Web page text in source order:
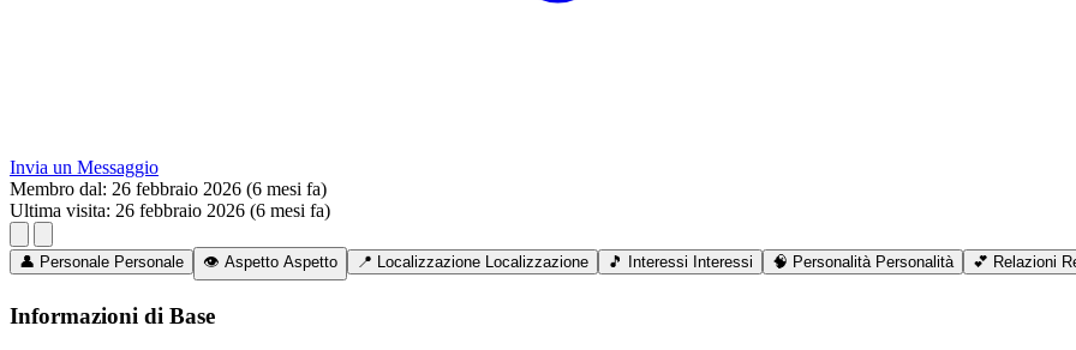
Invia un Messaggio
Membro dal: 26 febbraio 2026 (6 mesi fa)
Ultima visita: 26 febbraio 2026 (6 mesi fa)
👤 Personale Personale 👁️ Aspetto Aspetto 📍 Localizzazione Localizzazione 🎵 Interessi Interessi 🧠 Personalità Personalità 💕 Relazioni
Informazioni di Base